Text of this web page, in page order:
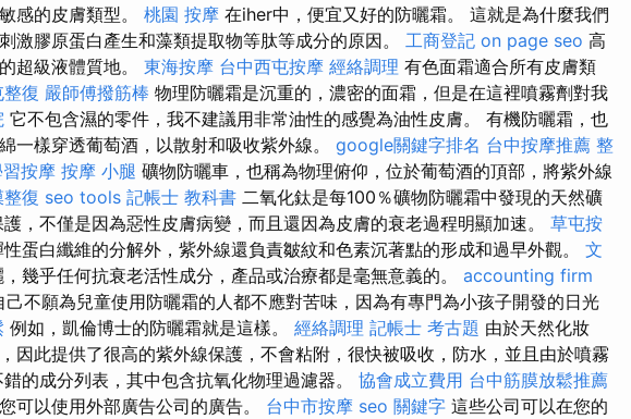
感的皮膚類型。 桃園 按摩 在iher中，便宜又好的防曬霜。 這就是為什麼我們
激膠原蛋白產生和藻類提取物等肽等成分的原因。 工商登記 on page seo 高
超級液體質地。 東海按摩 台中西屯按摩 經絡調理 有色面霜適合所有皮膚類
復 嚴師傅撥筋棒 物理防曬霜是沉重的，濃密的面霜，但是在這裡噴霧劑對我
它不包含濕的零件，我不建議用非常油性的感覺為油性皮膚。 有機防曬霜，也
一樣穿透葡萄酒，以散射和吸收紫外線。 google關鍵字排名 台中按摩推薦 整
按摩 按摩 小腿 礦物防曬車，也稱為物理俯仰，位於葡萄酒的頂部，將紫外線
復 seo tools 記帳士 教科書 二氧化鈦是每100％礦物防曬霜中發現的天然礦
，不僅是因為惡性皮膚病變，而且還因為皮膚的衰老過程明顯加速。 草屯按
蛋白纖維的分解外，紫外線還負責皺紋和色素沉著點的形成和過早外觀。 文
幾乎任何抗衰老活性成分，產品或治療都是毫無意義的。 accounting firm
己不願為兒童使用防曬霜的人都不應對苦味，因為有專門為小孩子開發的日光
例如，凱倫博士的防曬霜就是這樣。 經絡調理 記帳士 考古題 由於天然化妝
因此提供了很高的紫外線保護，不會粘附，很快被吸收，防水，並且由於噴霧
的成分列表，其中包含抗氧化物理過濾器。 協會成立費用 台中筋膜放鬆推薦
可以使用外部廣告公司的廣告。 台中市按摩 seo 關鍵字 這些公司可以在您的